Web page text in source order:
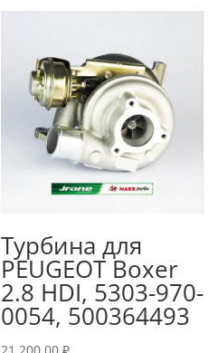
Турбина для
PEUGEOT Boxer
2.8 HDI, 5303-970-
0054, 500364493